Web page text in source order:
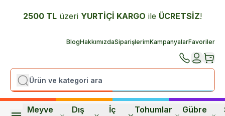
2500 TL üzeri YURTİÇİ KARGO ile ÜCRETSİZ!
BlogHakkımızdaSiparişlerimKampanyalarFavoriler
Meyve
Dış
İç
Tohumlar
Gübre